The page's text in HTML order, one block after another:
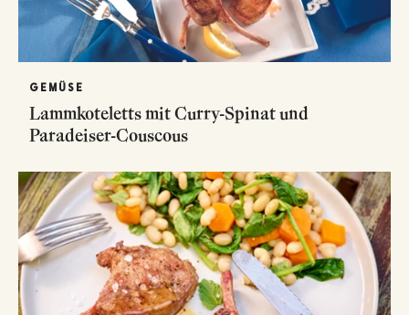
GEMÜSE
Lammkoteletts mit Curry-Spinat und
Paradeiser-Couscous